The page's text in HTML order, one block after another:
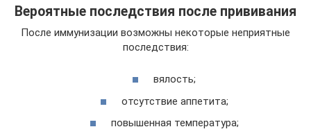
Вероятные последствия после прививания
После иммунизации возможны некоторые неприятные
последствия:
вялость;
отсутствие аппетита;
повышенная температура;